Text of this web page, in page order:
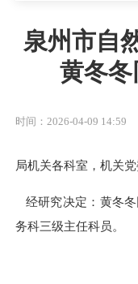
泉州市自
黄冬
时间：2026-04-09 14:59
局机关各科室，机关
经研究决定：黄冬
务科三级主任科员。